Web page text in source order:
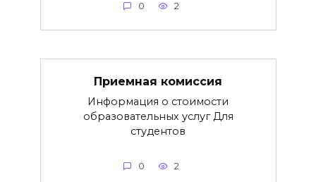
0 2
Приемная комиссия
Информация о стоимости
образовательных услуг Для
студентов
0 2